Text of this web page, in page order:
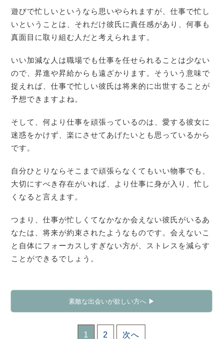
遊びで忙しいというなら思いやられますが、仕事で忙し
いということは、それだけ彼氏に責任感があり、何事も
真面目に取り組む人だと考えられます。
いい加減な人は職場でも仕事を任せられることは少ない
ので、昇進や昇給からも遠ざかります。そういう意味で
捉えれば、仕事で忙しい彼氏は将来的に出世することが
予想できますよね。
そして、何より仕事を頑張っているのは、愛する彼女に
迷惑をかけず、楽にさせてあげたいとも思っているから
です。
自分ひとりならそこまで頑張らなくてもいい物事でも、
大切にすべき存在がいれば、より仕事に身が入り、忙し
くなると言えます。
つまり、仕事が忙しくてなかなか会えない彼氏がいるあ
なたは、将来が約束されたようなものです。会えないこ
と自体にフォーカスしすぎない方が、ストレスを減らす
ことができるでしょう。
素敵な出会いが欲しい方へ ▶
1 2 次へ